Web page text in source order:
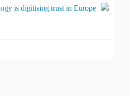
is digitising trust in Europe